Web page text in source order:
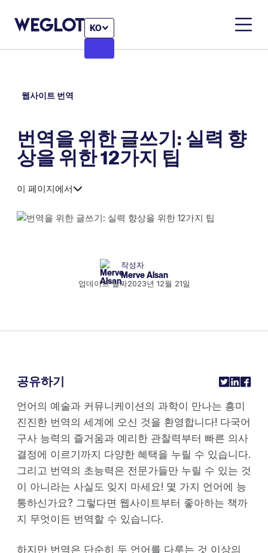
KO
웹사이트 번역
번역을 위한 글쓰기: 실력 향
상을 위한 12가지 팁
이 페이지에서
작성자
Merve Alsan
업데이트 날짜2023년 12월 21일
언어의 예술과 커뮤니케이션의 과학이 만나는 흥미
진진한 번역의 세계에 오신 것을 환영합니다! 다국어
구사 능력의 즐거움과 예리한 관찰력부터 빠른 의사
결정에 이르기까지 다양한 혜택을 누릴 수 있습니다.
그리고 번역의 초능력은 전문가들만 누릴 수 있는 것
이 아니라는 사실도 잊지 마세요! 몇 가지 언어에 능
통하신가요? 그렇다면 웹사이트부터 좋아하는 책까
지 무엇이든 번역할 수 있습니다.
하지만 번역은 단순히 두 언어를 다루는 것 이상의
공유하기